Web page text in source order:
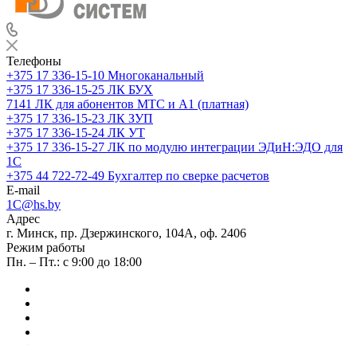
Телефоны
+375 17 336-15-10 Многоканальный
+375 17 336-15-25 ЛК БУХ
7141 ЛК для абонентов МТС и А1 (платная)
+375 17 336-15-23 ЛК ЗУП
+375 17 336-15-24 ЛК УТ
+375 17 336-15-27 ЛК по модулю интеграции ЭДиН:ЭДО для
1С
+375 44 722-72-49 Бухгалтер по сверке расчетов
E-mail
1C@hs.by
Адрес
г. Минск, пр. Дзержинского, 104А, оф. 2406
Режим работы
Пн. – Пт.: с 9:00 до 18:00